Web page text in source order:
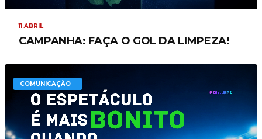
11.ABRIL
CAMPANHA: FAÇA O GOL DA LIMPEZA!
COMUNICAÇÃO
COMUNICAÇÃO